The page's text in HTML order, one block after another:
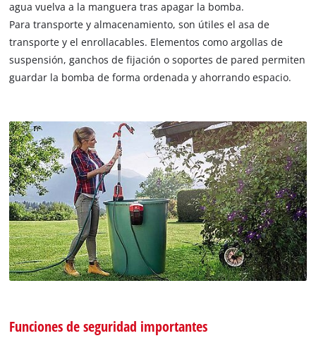
agua vuelva a la manguera tras apagar la bomba.
Para transporte y almacenamiento, son útiles el asa de
transporte y el enrollacables. Elementos como argollas de
suspensión, ganchos de fijación o soportes de pared permiten
guardar la bomba de forma ordenada y ahorrando espacio.
Funciones de seguridad importantes